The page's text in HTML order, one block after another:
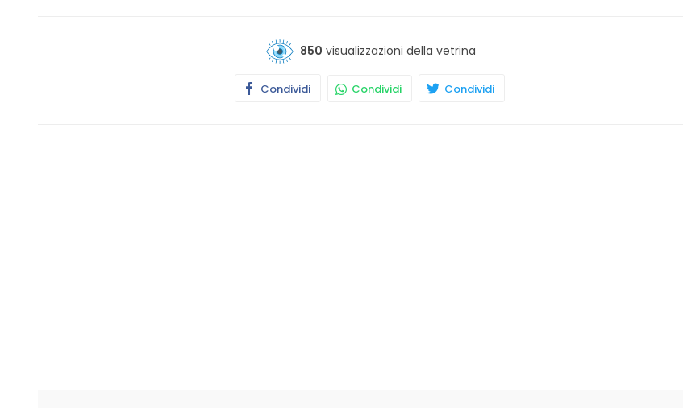
850 visualizzazioni della vetrina
Condividi Condividi Condividi